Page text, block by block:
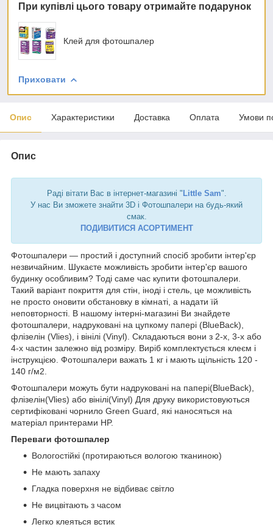
При купівлі цього товару отримайте подарунок
Клей для фотошпалер
Приховати
Опис Характеристики Доставка Оплата Умови
Опис
Раді вітати Вас в інтернет-магазині " Little Sam".
У нас Ви зможете знайти 3D і Фотошпалери на будь-який
смак.
ПОДИВИТИСЯ АСОРТИМЕНТ
Фотошпалери — простий і доступний спосіб зробити інтер'єр
незвичайним. Шукаєте можливість зробити інтер'єр вашого
будинку особливим? Тоді саме час купити фотошпалери.
Такий варіант покриття для стін, іноді і стель, це можливість
не просто оновити обстановку в кімнаті, а надати їй
неповторності. В нашому інтерні-магазині Ви знайдете
фотошпалери, надруковані на цупкому папері (BlueBack),
флізелін (Vlies), і вінілі (Vinyl). Складаються вони з 2-х, 3-х або
4-х частин залежно від розміру. Виріб комплектується клеєм і
інструкцією. Фотошпалери важать 1 кг і мають щільність 120 -
140 г/м2.
Фотошпалери можуть бути надруковані на папері(BlueBack),
флізелін(Vlies) або вінілі(Vinyl) Для друку використовуються
сертифіковані чорнило Green Guard, які наносяться на
матеріал принтерами HP.
Переваги фотошпалер
Вологостійкі (протираються вологою тканиною)
Не мають запаху
Гладка поверхня не відбиває світло
Не вицвітають з часом
Легко клеяться встик